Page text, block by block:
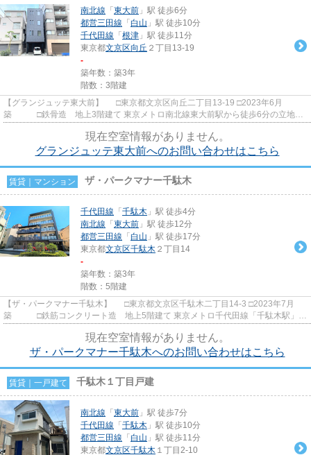
南北線 「 東大前 」駅 徒歩6分
都営三田線 「 白山 」駅 徒歩10分
千代田線 「 根津 」駅 徒歩11分
東京都文京区向丘 ２丁目13-19
-
築年数：築3年
階数：3階建
【グランジュッテ東大前】 □東京都文京区向丘二丁目13-19 □2023年6月
築 □鉄骨造 地上3階建て 東京メトロ南北線東大前駅から徒歩6分の立地に
現在空室情報がありません。
グランジュッテ東大前へのお問い合わせはこちら
賃貸｜マンション ザ・パークマナー千駄木
千代田線 「 千駄木 」駅 徒歩4分
南北線 「 東大前 」駅 徒歩12分
都営三田線 「 白山 」駅 徒歩17分
東京都文京区千駄木 ２丁目14
-
築年数：築3年
階数：5階建
【ザ・パークマナー千駄木】 □東京都文京区千駄木二丁目14-3 □2023年7月
築 □鉄筋コンクリート造 地上5階建て 東京メトロ千代田線「千駄木駅」か
現在空室情報がありません。
ザ・パークマナー千駄木へのお問い合わせはこちら
賃貸｜一戸建て 千駄木１丁目戸建
南北線 「 東大前 」駅 徒歩7分
千代田線 「 千駄木 」駅 徒歩10分
都営三田線 「 白山 」駅 徒歩11分
東京都文京区千駄木 １丁目2-10